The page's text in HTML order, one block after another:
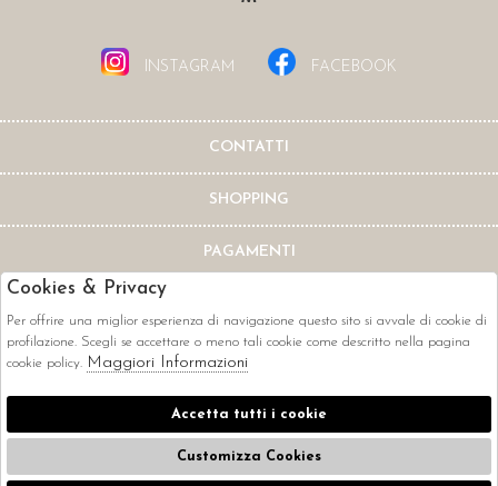
INSTAGRAM FACEBOOK
CONTATTI
SHOPPING
PAGAMENTI
CORRIERI
Cookies & Privacy
Per offrire una miglior esperienza di navigazione questo sito si avvale di cookie di
profilazione. Scegli se accettare o meno tali cookie come descritto nella pagina
cookie policy. Maggiori Informazioni
Accetta tutti i cookie
Customizza Cookies